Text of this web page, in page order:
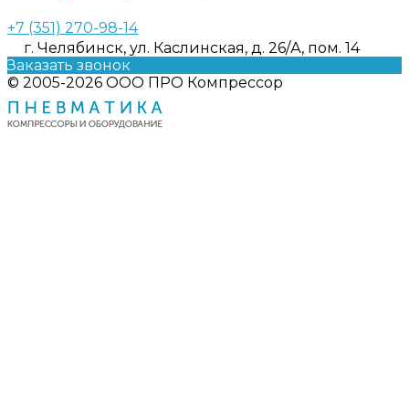
+7 (351) 270-98-14
г. Челябинск, ул. Каслинская, д. 26/А, пом. 14
Заказать звонок
© 2005-2026 ООО ПРО Компрессор